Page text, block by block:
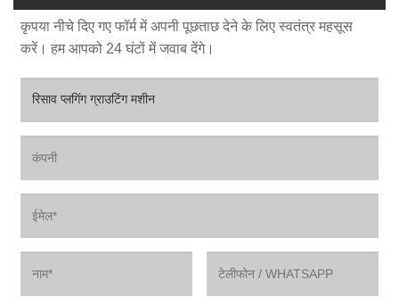
कृपया नीचे दिए गए फॉर्म में अपनी पूछताछ देने के लिए स्वतंत्र महसूस
करें। हम आपको 24 घंटों में जवाब देंगे।